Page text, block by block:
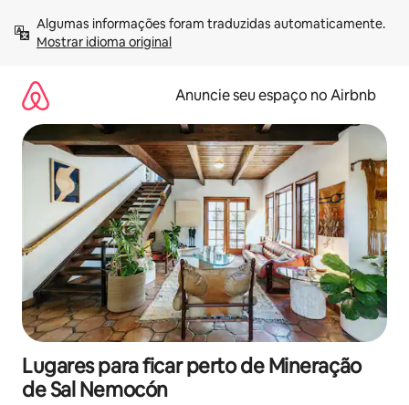
para
Mostrar idioma original
Anuncie seu espaço no Airbnb
Lugares para ficar perto de Mineração
de Sal Nemocón